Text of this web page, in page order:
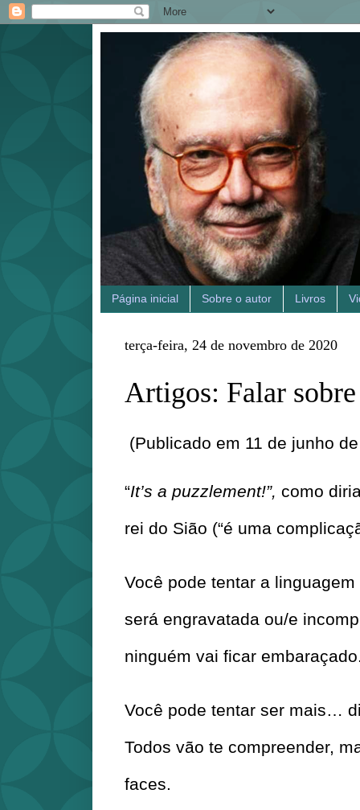
Página inicial Sobre o autor Livros
terça-feira, 24 de novembro de 2020
Artigos: Falar
(Publicado em 11 de junho
“It’s a puzzlement!”, como
rei do Sião (“é uma
Você pode tentar a
será engravatada ou/e
ninguém vai ficar
Você pode tentar ser mais…
Todos vão te compreender,
faces.